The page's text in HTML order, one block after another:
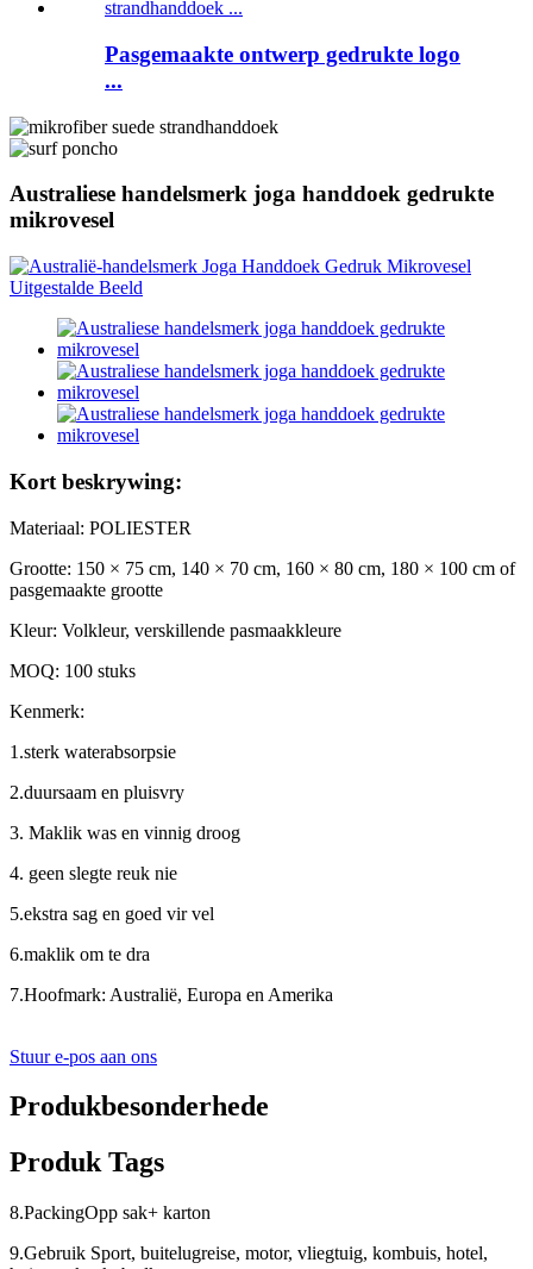
Pasgemaakte ontwerp gedrukte logo
...
Australiese handelsmerk joga handdoek gedrukte
mikrovesel
Kort beskrywing:
Materiaal: POLIESTER
Grootte: 150 × 75 cm, 140 × 70 cm, 160 × 80 cm, 180 × 100 cm of
pasgemaakte grootte
Kleur: Volkleur, verskillende pasmaakkleure
MOQ: 100 stuks
Kenmerk:
1.sterk waterabsorpsie
2.duursaam en pluisvry
3. Maklik was en vinnig droog
4. geen slegte reuk nie
5.ekstra sag en goed vir vel
6.maklik om te dra
7.Hoofmark: Australië, Europa en Amerika
Stuur e-pos aan ons
Produkbesonderhede
Produk Tags
8.PackingOpp sak+ karton
9.Gebruik Sport, buitelugreise, motor, vliegtuig, kombuis, hotel,